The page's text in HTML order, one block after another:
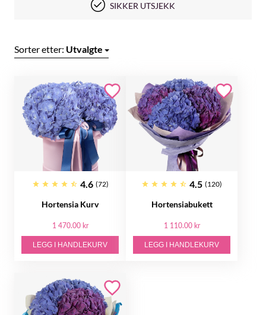
SIKKER UTSJEKK
Sorter etter: Utvalgte
4.6 (72)
Hortensia Kurv
1 470.00 kr
LEGG I HANDLEKURV
4.5 (120)
Hortensiabukett
1 110.00 kr
LEGG I HANDLEKURV